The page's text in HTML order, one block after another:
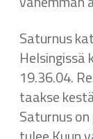
Saturnus
Helsingissä
19.36.04.
taakse
Saturnus